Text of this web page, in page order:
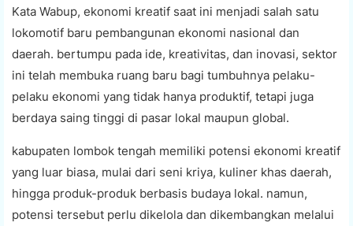
Kata Wabup, ekonomi kreatif saat ini menjadi salah satu
lokomotif baru pembangunan ekonomi nasional dan
daerah. bertumpu pada ide, kreativitas, dan inovasi, sektor
ini telah membuka ruang baru bagi tumbuhnya pelaku-
pelaku ekonomi yang tidak hanya produktif, tetapi juga
berdaya saing tinggi di pasar lokal maupun global.
kabupaten lombok tengah memiliki potensi ekonomi kreatif
yang luar biasa, mulai dari seni kriya, kuliner khas daerah,
hingga produk-produk berbasis budaya lokal. namun,
potensi tersebut perlu dikelola dan dikembangkan melalui